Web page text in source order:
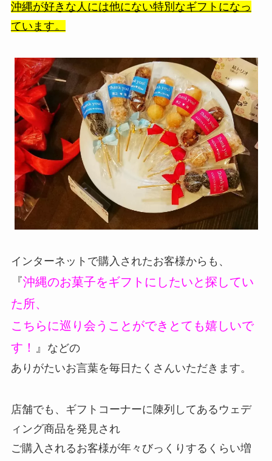
沖縄が好きな人には他にない特別なギフトになっ
ています。
インターネットで購入されたお客様からも、
『沖縄のお菓子をギフトにしたいと探してい
た所、
こちらに巡り会うことができとても嬉しいで
す！
』
などの
ありがたいお言葉を毎日たくさんいただきます。
店舗でも、ギフトコーナーに陳列してあるウェデ
ィング商品を発見され
ご購入されるお客様が年々びっくりするくらい増